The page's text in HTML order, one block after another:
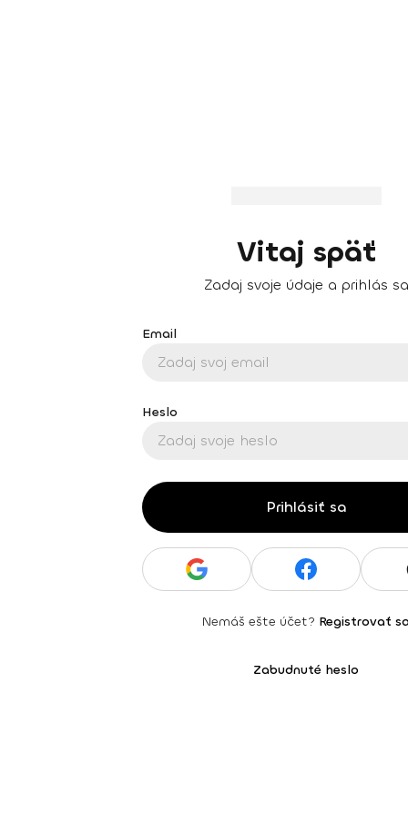
Vitaj späť
Zadaj svoje údaje a prihlás sa
Email
Heslo
Prihlásiť sa
Nemáš ešte účet? Registrovať
Zabudnuté heslo